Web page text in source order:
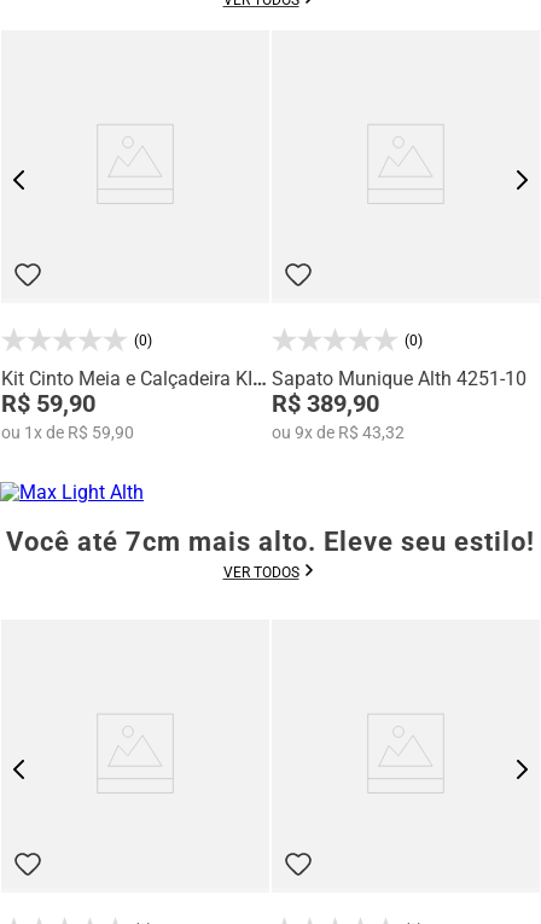
(0)
Kit Cinto Meia e Calçadeira KIT-
3E1
R$ 59,90
ou 1xde R$ 59,90
(0)
Sapato Munique Alth 4251-10
R$ 389,90
ou 9xde R$ 43,32
Você até 7cm mais alto. Eleve seu estilo!
VER TODOS